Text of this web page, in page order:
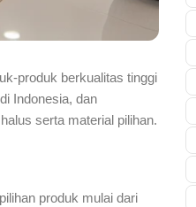
produk berkualitas tinggi
Indonesia, dan
serta material pilihan.
produk mulai dari